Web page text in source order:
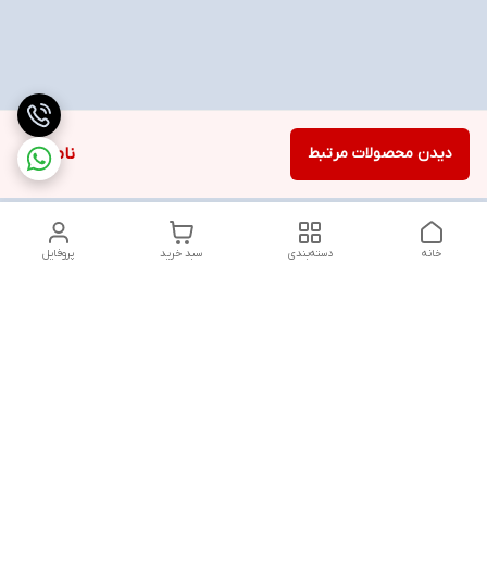
ناموجود دیدن محصولات مرتبط
پروفایل سبد خرید دسته‌بندی خانه